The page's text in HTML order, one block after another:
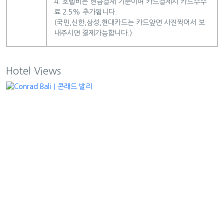
4. 호텔비는 현금결재 기준이며 카드결제시 카드수수
료 2.5% 추가됩니다.
(국민,신한,삼성,현대카드는 카드앞면 사진찍어서 보
내주시면 결제가능합니다.)
Hotel Views